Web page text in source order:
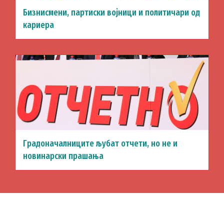
Бизнисмени, партиски војници и политичари од
кариера
Градоначалниците љубат отчети, но не и
новинарски прашања